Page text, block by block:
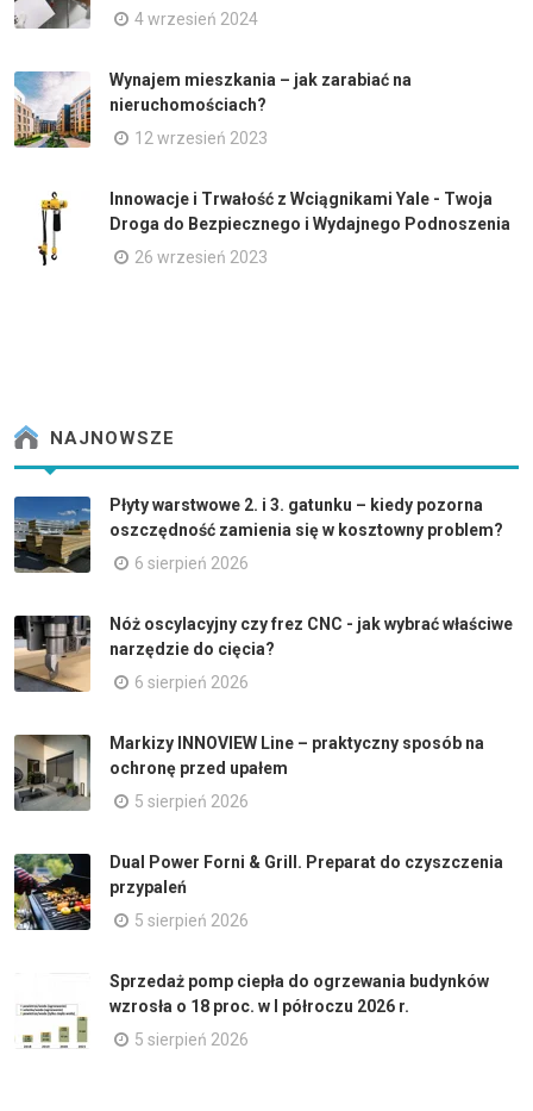
4 wrzesień 2024
Wynajem mieszkania – jak zarabiać na
nieruchomościach?
12 wrzesień 2023
Innowacje i Trwałość z Wciągnikami Yale - Twoja
Droga do Bezpiecznego i Wydajnego Podnoszenia
26 wrzesień 2023
NAJNOWSZE
Płyty warstwowe 2. i 3. gatunku – kiedy pozorna
oszczędność zamienia się w kosztowny problem?
6 sierpień 2026
Nóż oscylacyjny czy frez CNC - jak wybrać właściwe
narzędzie do cięcia?
6 sierpień 2026
Markizy INNOVIEW Line – praktyczny sposób na
ochronę przed upałem
5 sierpień 2026
Dual Power Forni & Grill. Preparat do czyszczenia
przypaleń
5 sierpień 2026
Sprzedaż pomp ciepła do ogrzewania budynków
wzrosła o 18 proc. w I półroczu 2026 r.
5 sierpień 2026